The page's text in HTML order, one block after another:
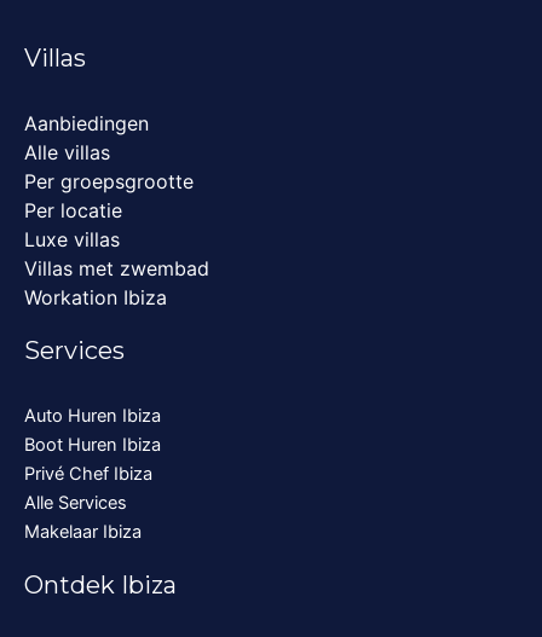
Villas
Aanbiedingen
Alle villas
Per groepsgrootte
Per locatie
Luxe villas
Villas met zwembad
Workation Ibiza
Services
Auto Huren Ibiza
Boot Huren Ibiza
Privé Chef Ibiza
Alle Services
Makelaar Ibiza
Ontdek Ibiza